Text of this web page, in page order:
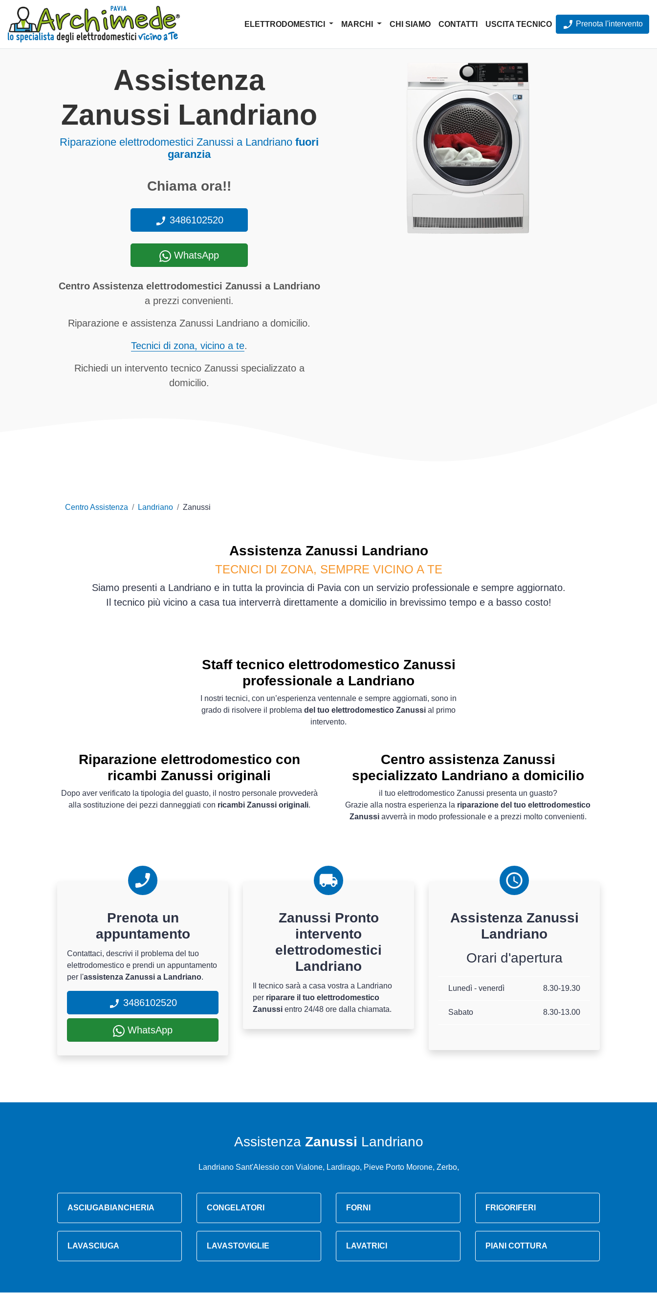
ELETTRODOMESTICI MARCHI CHI SIAMO CONTATTI USCITA TECNICO Prenota l'intervento
Assistenza
Zanussi Landriano
Riparazione elettrodomestici Zanussi a Landriano fuori
garanzia
Chiama ora!!
3486102520
WhatsApp
Centro Assistenza elettrodomestici Zanussi a Landriano
a prezzi convenienti.
Riparazione e assistenza Zanussi Landriano a domicilio.
Tecnici di zona, vicino a te.
Richiedi un intervento tecnico Zanussi specializzato a
domicilio.
Centro Assistenza Landriano Zanussi
Assistenza Zanussi Landriano
TECNICI DI ZONA, SEMPRE VICINO A TE
Siamo presenti a Landriano e in tutta la provincia di Pavia con un servizio professionale e sempre aggiornato.
Il tecnico più vicino a casa tua interverrà direttamente a domicilio in brevissimo tempo e a basso costo!
Staff tecnico elettrodomestico Zanussi
professionale a Landriano
I nostri tecnici, con un’esperienza ventennale e sempre aggiornati, sono in
grado di risolvere il problema del tuo elettrodomestico Zanussi al primo
intervento.
Riparazione elettrodomestico con
ricambi Zanussi originali
Dopo aver verificato la tipologia del guasto, il nostro personale provvederà
alla sostituzione dei pezzi danneggiati con ricambi Zanussi originali.
Centro assistenza Zanussi
specializzato Landriano a domicilio
il tuo elettrodomestico Zanussi presenta un guasto?
Grazie alla nostra esperienza la riparazione del tuo elettrodomestico
Zanussiavverrà in modo professionale e a prezzi molto convenienti.
Prenota un
appuntamento
Contattaci, descrivi il problema del tuo
elettrodomestico e prendi un appuntamento
per l'assistenza Zanussi a Landriano.
3486102520
WhatsApp
Zanussi Pronto
intervento
elettrodomestici
Landriano
Il tecnico sarà a casa vostra a Landriano
per riparare il tuo elettrodomestico
Zanussi entro 24/48 ore dalla chiamata.
Assistenza Zanussi
Landriano
Orari d'apertura
Lunedì - venerdì 8.30-19.30
Sabato 8.30-13.00
Assistenza Zanussi Landriano
Landriano Sant'Alessio con Vialone, Lardirago, Pieve Porto Morone, Zerbo,
ASCIUGABIANCHERIA CONGELATORI FORNI FRIGORIFERI
LAVASCIUGA LAVASTOVIGLIE LAVATRICI PIANI COTTURA